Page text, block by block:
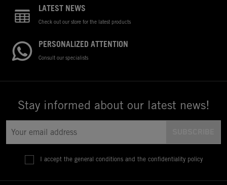
LATEST NEWS
Check out our store for the latest products
PERSONALIZED ATTENTION
Consult our specialists
Stay informed about our latest news!
I accept the general conditions and the confidentiality policy